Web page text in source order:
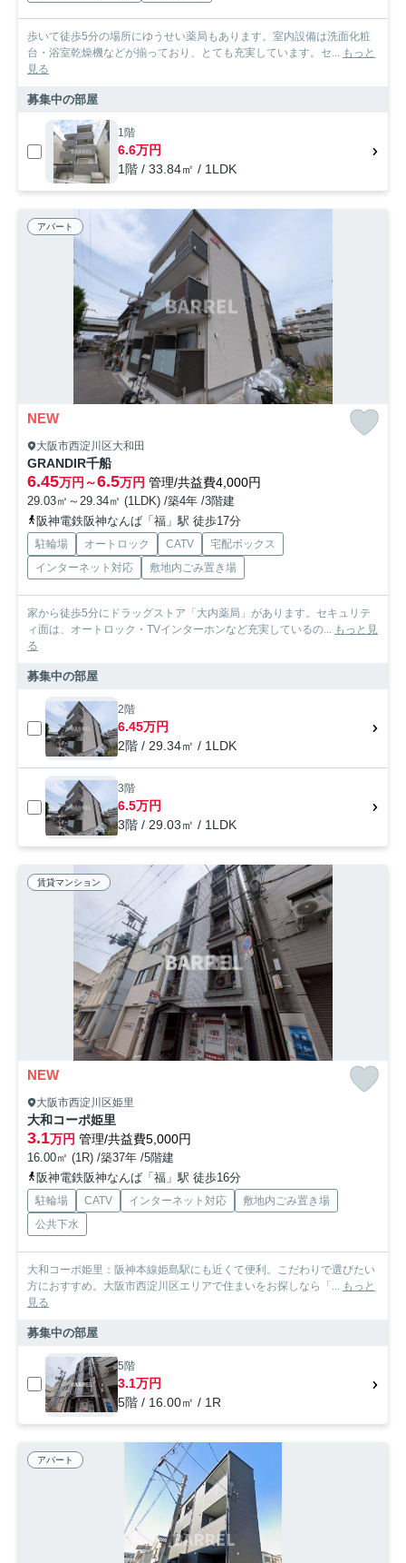
歩いて徒歩5分の場所にゆうせい薬局もあります。室内設備は洗面化粧
台・浴室乾燥機などが揃っており、とても充実しています。セ... もっと
見る
募集中の部屋
1階
6.6万円
1階 / 33.84㎡ / 1LDK
アパート
NEW
大阪市西淀川区大和田
GRANDIR千船
6.45万円～6.5万円 管理/共益費4,000円
29.03㎡～29.34㎡ (1LDK) /築4年 /3階建
阪神電鉄阪神なんば「福」駅 徒歩17分
駐輪場 オートロック CATV
宅配ボックス
インターネット対応
敷地内ごみ置き場
家から徒歩5分にドラッグストア「大内薬局」があります。セキュリテ
ィ面は、オートロック・TVインターホンなど充実しているの... もっと見
る
募集中の部屋
2階
6.45万円
2階 / 29.34㎡ / 1LDK
3階
6.5万円
3階 / 29.03㎡ / 1LDK
賃貸マンション
NEW
大阪市西淀川区姫里
大和コーポ姫里
3.1万円 管理/共益費5,000円
16.00㎡ (1R) /築37年 /5階建
阪神電鉄阪神なんば「福」駅 徒歩16分
駐輪場 CATV インターネット対応
敷地内ごみ置き場
公共下水
大和コーポ姫里：阪神本線姫島駅にも近くて便利。こだわりで選びたい
方におすすめ。大阪市西淀川区エリアで住まいをお探しなら「...
もっと
見る
募集中の部屋
5階
3.1万円
5階 / 16.00㎡ / 1R
アパート